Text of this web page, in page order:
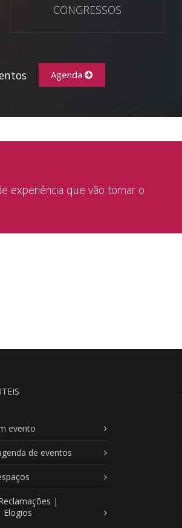
CONGRESSOS
Agenda
experiência que vão tornar o
evento
de eventos
|